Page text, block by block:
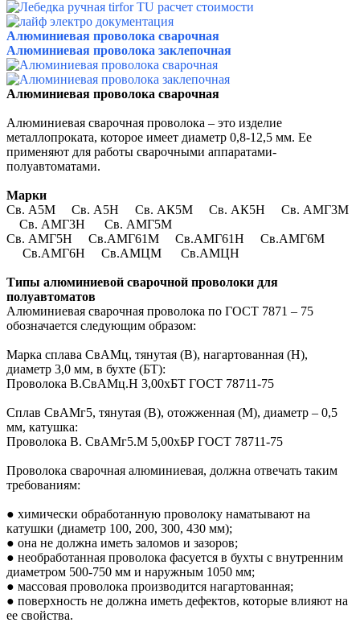
Алюминиевая проволока сварочная
Алюминиевая проволока заклепочная
Алюминиевая проволока сварочная
Алюминиевая сварочная проволока – это изделие
металлопроката, которое имеет диаметр 0,8-12,5 мм. Ее
применяют для работы сварочными аппаратами-
полуавтоматами.
Марки
Св. А5М Св. А5Н Св. АК5М Св. АК5Н Св. АМГ3М
Св. АМГ3Н Св. АМГ5М
Св. АМГ5Н Св.АМГ61М Св.АМГ61Н Св.АМГ6М
Св.АМГ6Н Св.АМЦМ Св.АМЦН
Типы алюминиевой сварочной проволоки для
полуавтоматов
Алюминиевая сварочная проволока по ГОСТ 7871 – 75
обозначается следующим образом:
Марка сплава СвАМц, тянутая (В), нагартованная (Н),
диаметр 3,0 мм, в бухте (БТ):
Проволока В.СвАМц.Н 3,00хБТ ГОСТ 78711-75
Сплав СвАМг5, тянутая (В), отожженная (М), диаметр – 0,5
мм, катушка:
Проволока В. СвАМг5.М 5,00хБР ГОСТ 78711-75
Проволока сварочная алюминиевая, должна отвечать таким
требованиям:
● химически обработанную проволоку наматывают на
катушки (диаметр 100, 200, 300, 430 мм);
● она не должна иметь заломов и зазоров;
● необработанная проволока фасуется в бухты с внутренним
диаметром 500-750 мм и наружным 1050 мм;
● массовая проволока производится нагартованная;
● поверхность не должна иметь дефектов, которые влияют на
ее свойства.